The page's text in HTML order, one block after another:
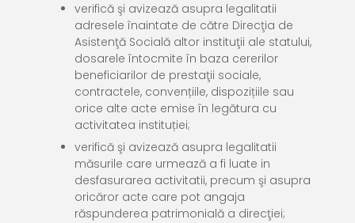
verifică şi avizează asupra legalitatii
adresele înaintate de către Direcţia de
Asistenţă Socială altor instituţii ale statului,
dosarele întocmite în baza cererilor
beneficiarilor de prestaţii sociale,
contractele, convențiile, dispozițiile sau
orice alte acte emise în legătura cu
activitatea instituției;
verifică şi avizează asupra legalitatii
măsurile care urmează a fi luate in
desfasurarea activitatii, precum şi asupra
oricăror acte care pot angaja
răspunderea patrimonială a direcţiei;